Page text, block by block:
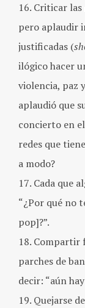
Criticar las
pero aplaudir
justificadas (
ilógico hacer
violencia, paz
aplaudió que
concierto en
redes que
a modo?
Cada que
“¿Por qué no
pop]?”.
Compartir
parches de
decir: “aún
Quejarse